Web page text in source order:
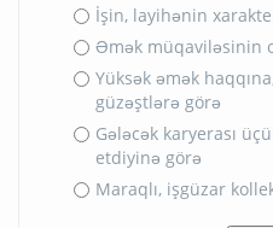
İşin, layihənin
Əmək müqaviləsinin
Yüksək əmək
güzəştlərə görə
Gələcək karyerası
etdiyinə görə
Maraqlı, işgüzar